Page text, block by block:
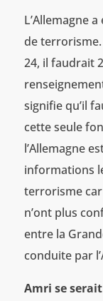
L’Allemagne
de
24, il faudrait
signifie qu’il
cette seule
l’Allemagne
informations
terrorisme
n’ont plus
entre la
conduite par
Amri se